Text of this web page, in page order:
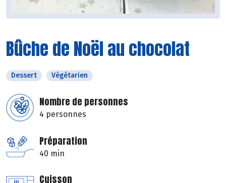
Bûche de Noël au chocolat
Dessert Végétarien
Nombre de personnes
4 personnes
Préparation
40 min
Cuisson